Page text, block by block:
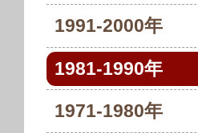
1991-2000年
1981-1990年
1971-1980年